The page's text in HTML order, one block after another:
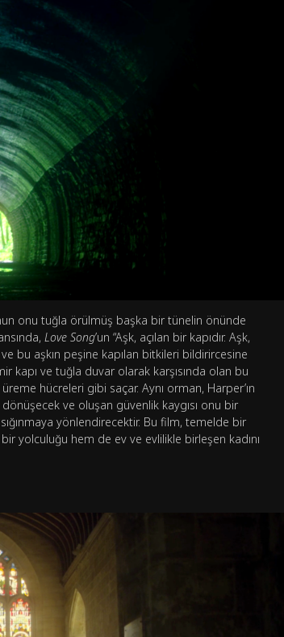
onu tuğla örülmüş başka bir tünelin önünde
Love Song’un “Aşk, açılan bir kapıdır. Aşk,
bu aşkın peşine kapılan bitkileri bildirircesine
kapı ve tuğla duvar olarak karşısında olan bu
hücreleri gibi saçar. Aynı orman, Harper’ın
ve oluşan güvenlik kaygısı onu bir
yönlendirecektir. Bu film, temelde bir
yolculuğu hem de ev ve evlilikle birleşen kadını